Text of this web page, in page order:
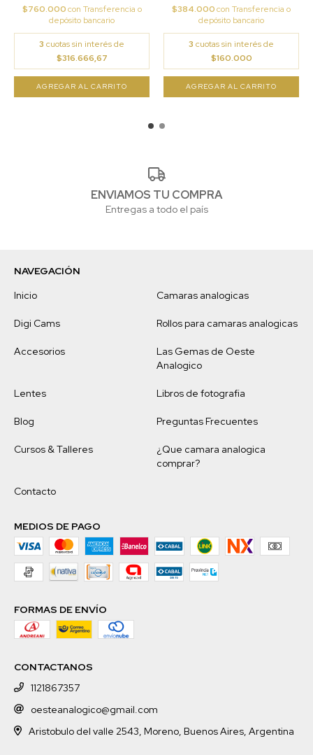
$760.000con Transferencia o
depósito bancario
3 cuotas sin interés de
$316.666,67
$384.000con Transferencia o
depósito bancario
3 cuotas sin interés de
$160.000
ENVIAMOS TU COMPRA
Entregas a todo el país
NAVEGACIÓN
Inicio
Camaras analogicas
Digi Cams Rollos para camaras analogicas
Accesorios
Las Gemas de Oeste
Analogico
Lentes Libros de fotografia
Blog Preguntas Frecuentes
Cursos & Talleres
¿Que camara analogica
comprar?
Contacto
MEDIOS DE PAGO
FORMAS DE ENVÍO
CONTACTANOS
1121867357
oesteanalogico@gmail.com
Aristobulo del valle 2543, Moreno, Buenos Aires, Argentina